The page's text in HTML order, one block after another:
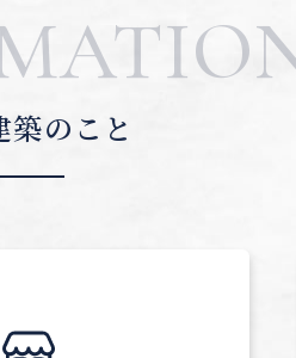
築のこと